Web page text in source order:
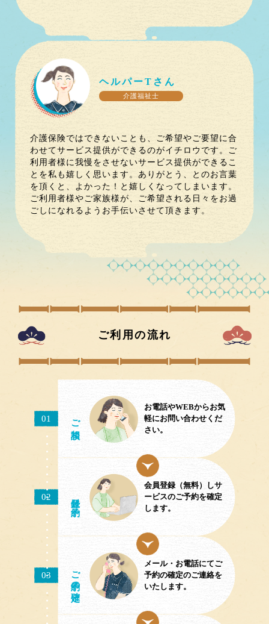
ヘルパーT さん
介護福祉士
介護保険ではできないことも、ご希望やご要望に合
わせてサービス提供ができるのがイチロウです。ご
利用者様に我慢をさせないサービス提供ができるこ
とを私も嬉しく思います。ありがとう、とのお言葉
を頂くと、よかった！と嬉しくなってしまいます。
ご利用者様やご家族様が、ご希望される日々をお過
ごしになれるようお手伝いさせて頂きます。
ご利用の流れ
01 ご相談
お電話やWEBからお気
軽にお問い合わせくだ
さい。
02 ／予約
会員登録（無料）しサ
ービスのご予約を確定
します。
03
ご予約
の確定
メール・お電話にてご
予約の確定のご連絡を
いたします。